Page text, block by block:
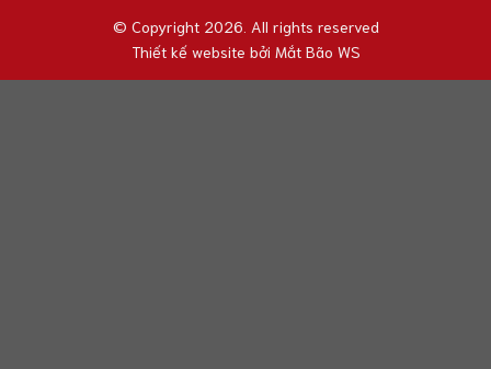
© Copyright 2026. All rights reserved
Thiết kế website bởi Mắt Bão WS